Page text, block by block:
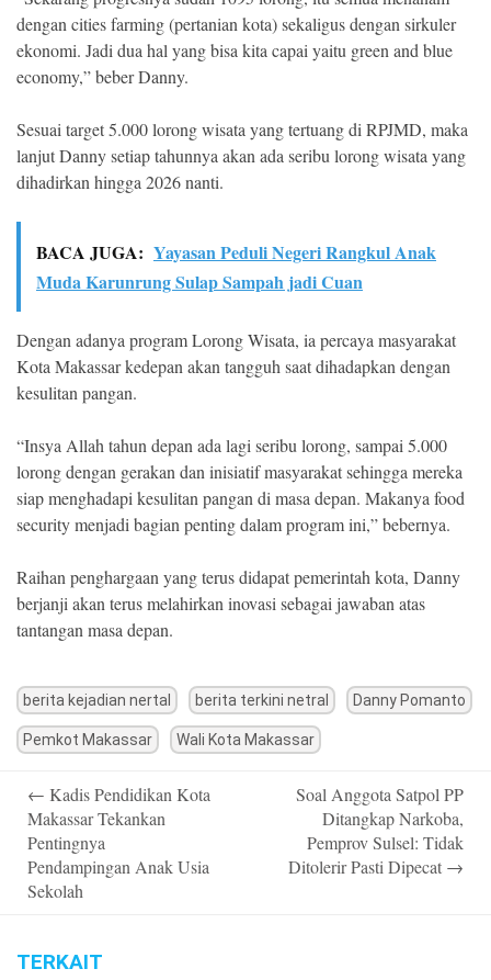
dengan cities farming (pertanian kota) sekaligus dengan sirkuler
ekonomi. Jadi dua hal yang bisa kita capai yaitu green and blue
economy,” beber Danny.
Sesuai target 5.000 lorong wisata yang tertuang di RPJMD, maka
lanjut Danny setiap tahunnya akan ada seribu lorong wisata yang
dihadirkan hingga 2026 nanti.
BACA JUGA: Yayasan Peduli Negeri Rangkul Anak
Muda Karunrung Sulap Sampah jadi Cuan
Dengan adanya program Lorong Wisata, ia percaya masyarakat
Kota Makassar kedepan akan tangguh saat dihadapkan dengan
kesulitan pangan.
“Insya Allah tahun depan ada lagi seribu lorong, sampai 5.000
lorong dengan gerakan dan inisiatif masyarakat sehingga mereka
siap menghadapi kesulitan pangan di masa depan. Makanya food
security menjadi bagian penting dalam program ini,” bebernya.
Raihan penghargaan yang terus didapat pemerintah kota, Danny
berjanji akan terus melahirkan inovasi sebagai jawaban atas
tantangan masa depan.
berita kejadian nertal berita terkini netral Danny Pomanto
Pemkot Makassar Wali Kota Makassar
navigation
← Kadis Pendidikan Kota
Makassar Tekankan
Pentingnya
Pendampingan Anak Usia
Sekolah
Soal Anggota Satpol PP
Ditangkap Narkoba,
Pemprov Sulsel: Tidak
Ditolerir Pasti Dipecat →
TERKAIT